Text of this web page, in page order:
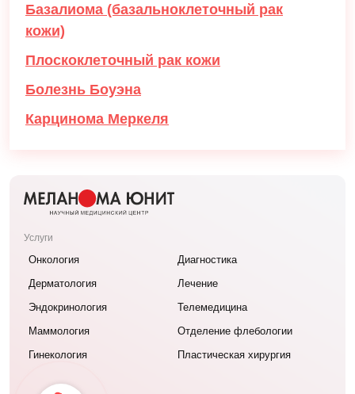
Базалиома (базальноклеточный рак
кожи)
Плоскоклеточный рак кожи
Болезнь Боуэна
Карцинома Меркеля
Услуги
Онкология
Дерматология
Эндокринология
Маммология
Гинекология
Диагностика
Лечение
Телемедицина
Отделение флебологии
Пластическая хирургия